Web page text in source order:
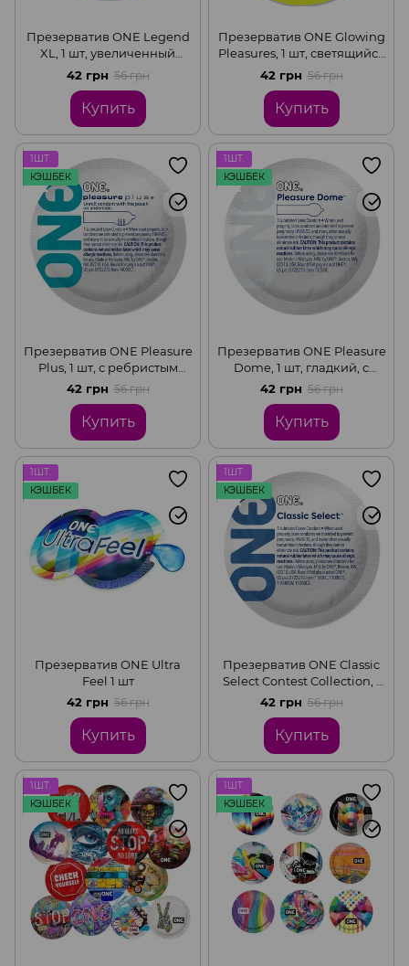
Презерватив ONE Legend
XL, 1 шт, увеличенный
размер, расширение на
конце, со смазкой
42 грн 56 грн
Купить
Презерватив ONE Glowing
Pleasures, 1 шт, светящийся
в темноте, со смазкой
42 грн 56 грн
Купить
1ШТ.
КЭШБЕК
Презерватив ONE Pleasure
Plus, 1 шт, с ребристым
участком на конце, со
смазкой
42 грн 56 грн
Купить
1ШТ.
КЭШБЕК
Презерватив ONE Pleasure
Dome, 1 шт, гладкий, с
расширенной головкой
42 грн 56 грн
Купить
1ШТ.
КЭШБЕК
Презерватив ONE Ultra
Feel 1 шт
42 грн 56 грн
Купить
1ШТ.
КЭШБЕК
Презерватив ONE Classic
Select Contest Collection, 1
шт, гладкий, со смазкой,
дизайнерская упаковка
42 грн 56 грн
Купить
1ШТ.
КЭШБЕК
1ШТ.
КЭШБЕК